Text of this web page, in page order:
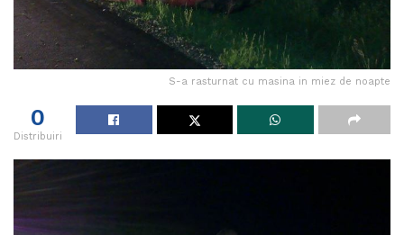
S-a rasturnat cu masina in miez de noapte
0
Distribuiri